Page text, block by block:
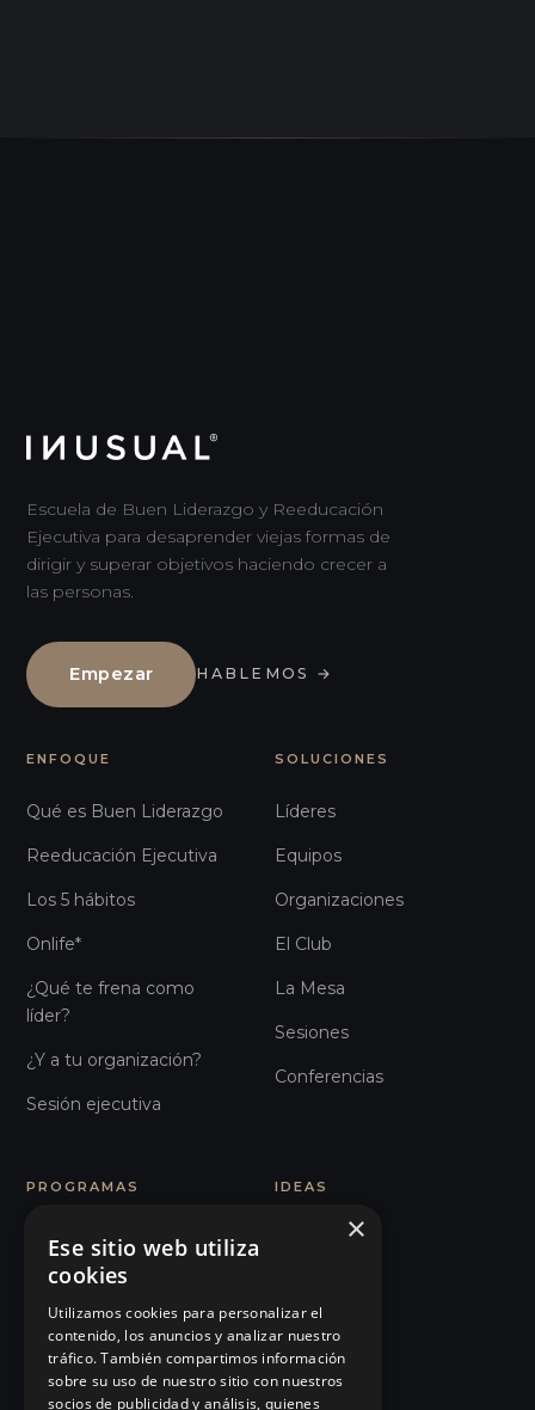
Escuela de Buen Liderazgo y Reeducación
Ejecutiva para desaprender viejas formas de
dirigir y superar objetivos haciendo crecer a
las personas.
Empezar HABLEMOS →
ENFOQUE
Qué es Buen Liderazgo
Reeducación Ejecutiva
Los 5 hábitos
Onlife*
¿Qué te frena como
líder?
¿Y a tu organización?
Sesión ejecutiva
SOLUCIONES
Líderes
Equipos
Organizaciones
El Club
La Mesa
Sesiones
Conferencias
PROGRAMAS
MBA INUSUAL
Humanos con Recursos
Comunicación e
Influencia
101 Errores de liderazgo
IDEAS
×
Ese sitio web utiliza
cookies
Utilizamos cookies para personalizar el
contenido, los anuncios y analizar nuestro
tráfico. También compartimos información
sobre su uso de nuestro sitio con nuestros
socios de publicidad y análisis, quienes